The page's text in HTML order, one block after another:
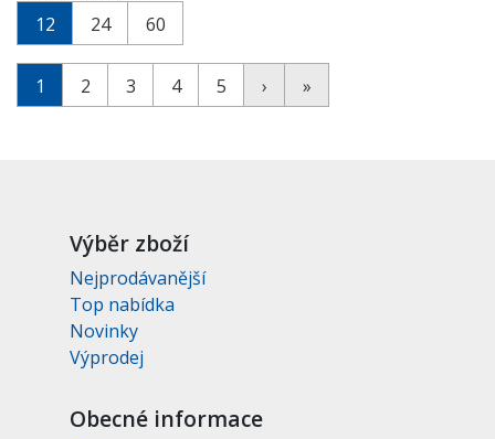
12 24 60
1 2 3 4 5 › »
Výběr zboží
Nejprodávanější
Top nabídka
Novinky
Výprodej
Obecné informace